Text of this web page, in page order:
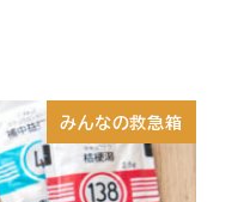
みんなの救急箱